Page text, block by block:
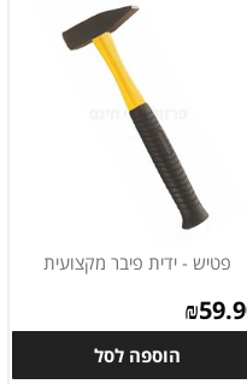
פטיש - ידית פיבר מקצועית
₪
הוספה לסל